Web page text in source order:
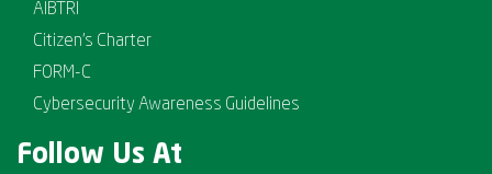
AIBTRI
Citizen's Charter
FORM-C
Cybersecurity Awareness Guidelines
Follow Us At